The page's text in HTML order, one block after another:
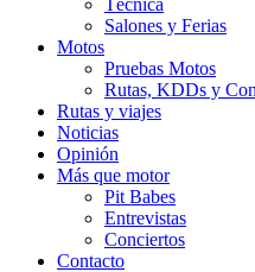
Salones y Ferias
Motos
Pruebas Motos
Rutas, KDDs y
Rutas y viajes
Noticias
Opinión
Más que motor
Pit Babes
Entrevistas
Conciertos
Contacto